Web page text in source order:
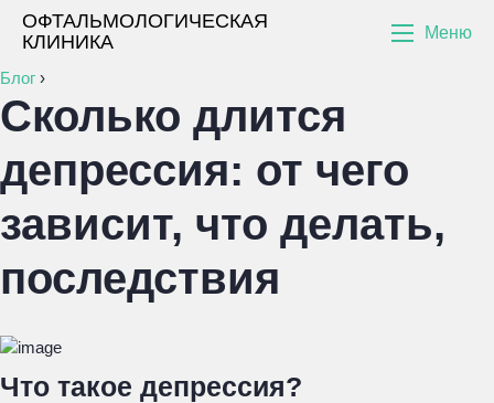
ОФТАЛЬМОЛОГИЧЕСКАЯ
КЛИНИКА
Меню
Блог ›
Сколько длится
депрессия: от чего
зависит, что делать,
последствия
Что такое депрессия?